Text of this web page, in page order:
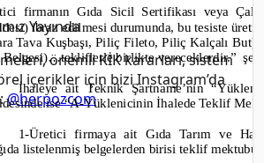
Yayında
önemli KİK kararları, sistem
içerikler için bizi Instagram’da
@herpozcom
firmanın Gıda Sicil Sertifikası veya
ibraz edilmesi durumunda, bu tesiste
Tava Kuşbaşı, Piliç Fileto, Piliç Kalçalı
Belgesi)…tekliflerle birlikte vereceklerdir.”
İhaleye ait Teknik Şartname’nin
ise“A-Yüklenicinin İhalede Teklif
1-Üretici firmaya ait Gıda Tarımve
listelenmiş belgelerden birisi teklif